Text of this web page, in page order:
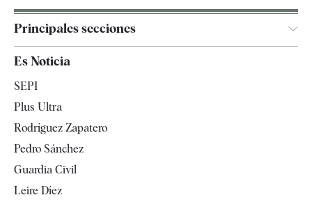
Principales secciones
España
Televisión
Es Noticia
SEPI
Plus Ultra
Rodríguez Zapatero
Pedro Sánchez
Guardia Civil
Leire Díez